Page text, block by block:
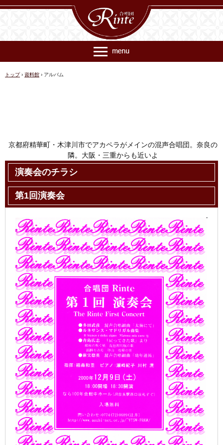
京都府精華町・木津川市でアカペラがメインの混声合唱団。奈良の
隣。大阪・三重からも近いよ
連絡先 rinte@ec018.just-size.net
トップ › 資料館 › アルバム
演奏会のチラシ
第1回演奏会